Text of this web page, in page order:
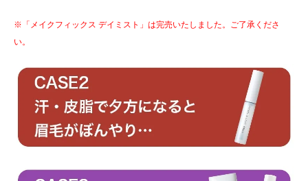
※「メイクフィックス デイミスト」は完売いたしました。ご了承くださ
い。